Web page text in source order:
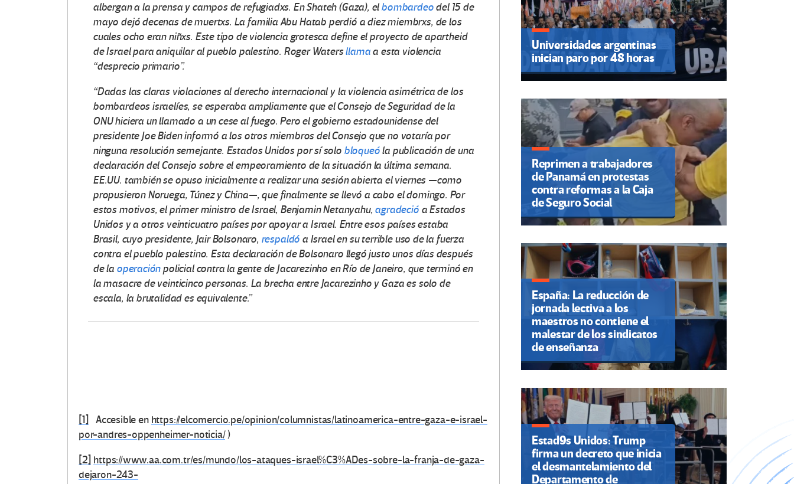
albergan a la prensa y campos de refugiadxs. En Shateh (Gaza), elbombardeodel 15 de
mayo dejó decenas de muertxs. La familia Abu Hatab perdió a diez miembrxs, de los
cuales ocho eran niñxs. Este tipo de violencia grotesca define el proyecto de apartheid
de Israel para aniquilar al pueblo palestino. Roger Watersllamaa esta violencia
“desprecio primario”.
“Dadas las claras violaciones al derecho internacional y la violencia asimétrica de los
bombardeos israelíes, se esperaba ampliamente que el Consejo de Seguridad de la
ONU hiciera un llamado a un cese al fuego. Pero el gobierno estadounidense del
presidente Joe Biden informó a los otros miembros del Consejo que no votaría por
ninguna resolución semejante. Estados Unidos por sí solo bloqueóla publicación de una
declaración del Consejo sobre el empeoramiento de la situación la última semana.
EE.UU. también se opuso inicialmente a realizar una sesión abierta el viernes —como
propusieron Noruega, Túnez y China—, que finalmente se llevó a cabo el domingo. Por
estos motivos, el primer ministro de Israel, Benjamin Netanyahu, agradecióa Estados
Unidos y a otros veinticuatro países por apoyar a Israel. Entre esos países estaba
Brasil, cuyo presidente, Jair Bolsonaro, respaldó a Israel en su terrible uso de la fuerza
contra el pueblo palestino. Esta declaración de Bolsonaro llegó justo unos días después
de la operaciónpolicial contra la gente de Jacarezinho en Río de Janeiro, que terminó en
la masacre de veinticinco personas. La brecha entre Jacarezinho y Gaza es solo de
escala, la brutalidad es equivalente.”
[1] Accesible en https://elcomercio.pe/opinion/columnistas/latinoamerica-entre-gaza-e-israel-
por-andres-oppenheimer-noticia/)
[2] https://www.aa.com.tr/es/mundo/los-ataques-israel%C3%ADes-sobre-la-franja-de-gaza-
dejaron-243-
Universidades argentinas
inician paro por 48 horas
Reprimen a trabajadores
de Panamá en protestas
contra reformas a la Caja
de Seguro Social
España: La reducción de
jornada lectiva a los
maestros no contiene el
malestar de los sindicatos
de enseñanza
Estad9s Unidos: Trump
firma un decreto que inicia
el desmantelamiento del
Departamento de